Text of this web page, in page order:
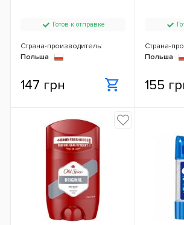
Готов к отправке
Страна-производитель:
Польша
147 грн
Страна-
Польша
155